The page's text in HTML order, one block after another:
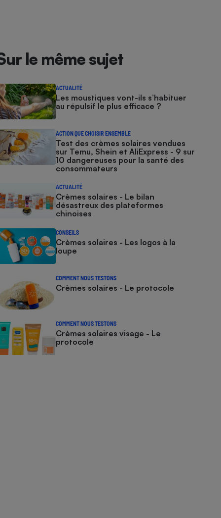
le même sujet
ACTUALITÉ
Les moustiques vont-ils s’habituer
au répulsif le plus efficace ?
ACTION QUE CHOISIR ENSEMBLE
Test des crèmes solaires vendues
sur Temu, Shein et AliExpress - 9 sur
10 dangereuses pour la santé des
consommateurs
ACTUALITÉ
Crèmes solaires - Le bilan
désastreux des plateformes
chinoises
CONSEILS
Crèmes solaires - Les logos à la
loupe
COMMENT NOUS TESTONS
Crèmes solaires - Le protocole
COMMENT NOUS TESTONS
Crèmes solaires visage - Le
protocole